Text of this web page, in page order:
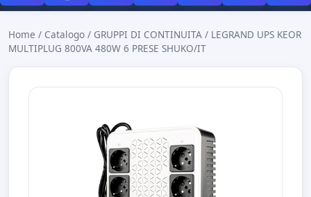
Home / Catalogo / GRUPPI DI CONTINUITA / LEGRAND UPS KEOR
MULTIPLUG 800VA 480W 6 PRESE SHUKO/IT